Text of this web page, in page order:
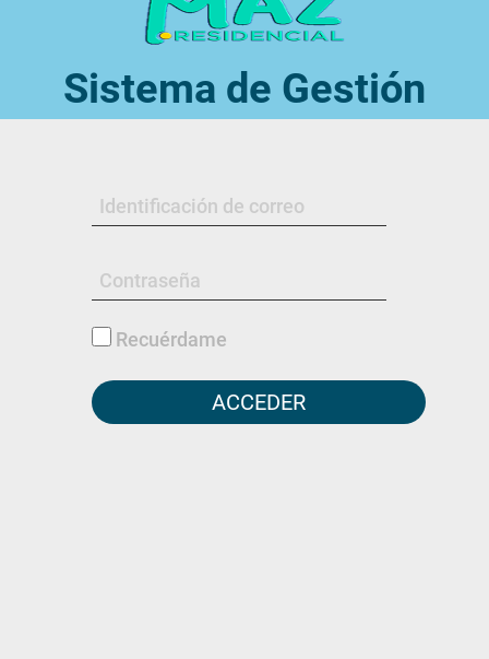
Sistema de Gestión
Identificación de correo
Contraseña
Recuérdame